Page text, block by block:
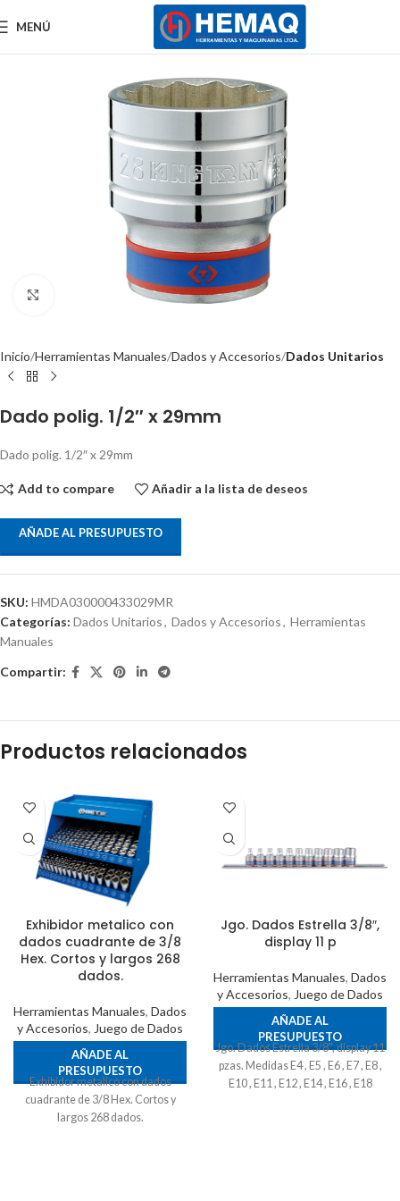
MENÚ
Clic para ampliar
Inicio Herramientas Manuales Dados y Accesorios Dados Unitarios
Dado polig. 1/2″ x 29mm
Dado polig. 1/2″ x 29mm
Add to compare Añadir a la lista de deseos
AÑADE AL PRESUPUESTO
SKU: HMDA030000433029MR
Categorías: Dados Unitarios, Dados y Accesorios, Herramientas
Manuales
Compartir:
Productos relacionados
Exhibidor metalico con
dados cuadrante de 3/8
Hex. Cortos y largos 268
dados.
Herramientas Manuales, Dados
y Accesorios, Juego de Dados
AÑADE AL
PRESUPUESTO
Exhibidor metalico con dados
cuadrante de 3/8 Hex. Cortos y
largos 268 dados.
Jgo. Dados Estrella 3/8″,
display 11 p
Herramientas Manuales, Dados
y Accesorios, Juego de Dados
AÑADE AL
PRESUPUESTO
Jgo. Dados Estrella 3/8", display 11
pzas. Medidas E4 , E5 , E6 , E7 , E8 ,
E10 , E11 , E12 , E14 , E16 , E18